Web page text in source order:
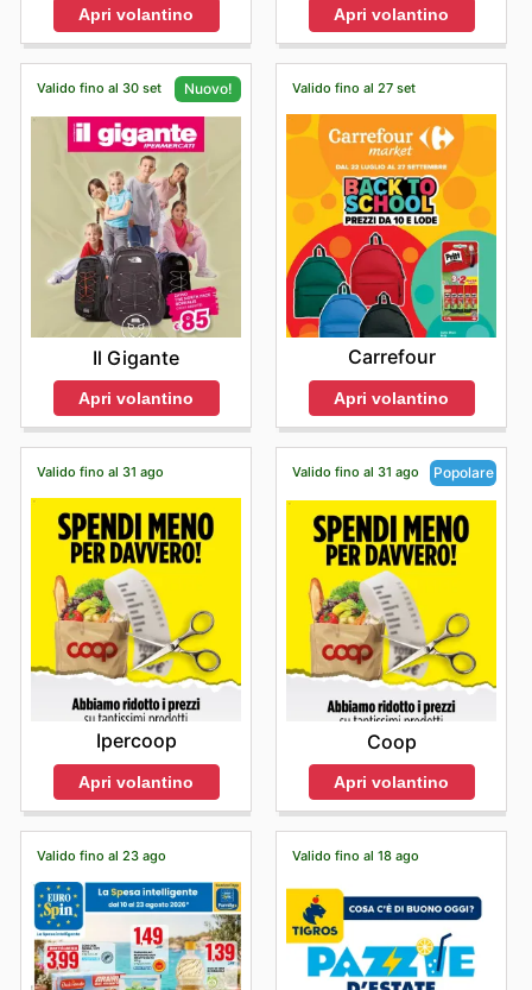
Apri volantino Apri volantino
Valido fino al 30 set Nuovo!
Il Gigante
Apri volantino
Valido fino al 27 set
Carrefour
Apri volantino
Valido fino al 31 ago
Ipercoop
Apri volantino
Valido fino al 31 ago Popolare
Coop
Apri volantino
Valido fino al 23 ago Valido fino al 18 ago